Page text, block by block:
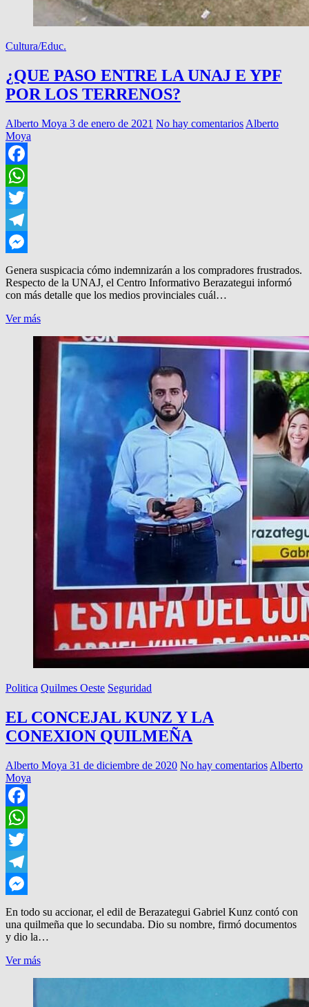
Cultura/Educ.
¿QUE PASO ENTRE LA UNAJ E YPF
POR LOS TERRENOS?
Alberto Moya 3 de enero de 2021 No hay comentarios Alberto
Moya
Facebook
WhatsApp
Twitter
Telegram
Messenger
Genera suspicacia cómo indemnizarán a los compradores frustrados.
Respecto de la UNAJ, el Centro Informativo Berazategui informó
con más detalle que los medios provinciales cuál…
Ver más¿QUE
ENTRE
UNAJ
YPF
POR
LOS
TERRENOS?
Politica Quilmes Oeste Seguridad
EL CONCEJAL KUNZ Y LA
CONEXION QUILMEÑA
Alberto Moya 31 de diciembre de 2020 No hay comentarios Alberto
Moya
Facebook
WhatsApp
Twitter
Telegram
Messenger
En todo su accionar, el edil de Berazategui Gabriel Kunz contó con
una quilmeña que lo secundaba. Dio su nombre, firmó documentos
y dio la…
Ver másEL